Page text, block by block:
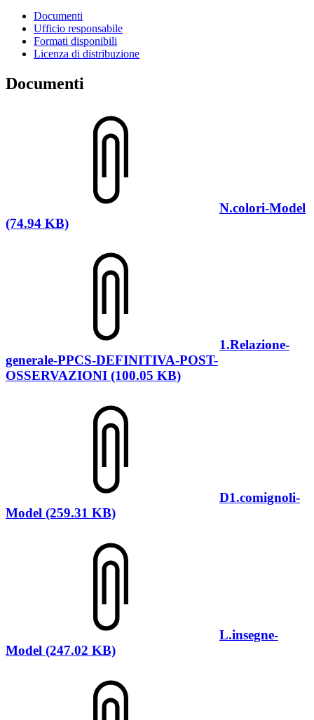
Documenti
Ufficio responsabile
Formati disponibili
Licenza di distribuzione
Documenti
N.colori-Model
(74.94 KB)
1.Relazione-
generale-PPCS-DEFINITIVA-POST-
OSSERVAZIONI (100.05 KB)
D1.comignoli-
Model (259.31 KB)
L.insegne-
Model (247.02 KB)